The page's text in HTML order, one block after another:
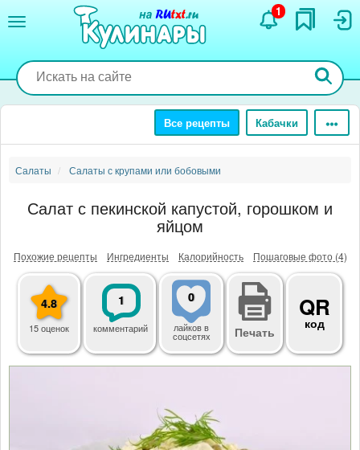
содержанию
1
Все рецепты Кабачки
Салаты Салаты с крупами или бобовыми
Салат с пекинской капустой, горошком и
яйцом
Похожие рецепты Ингредиенты Калорийность Пошаговые фото (4)
4.8
15 оценок
1
комментарий
0
лайковв
соцсетях Печать
QR
код